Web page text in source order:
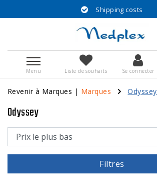
Shipping costs
Menu Liste de souhaits Se connecter
Revenir à Marques | Marques Odyssey
Odyssey
Filtres